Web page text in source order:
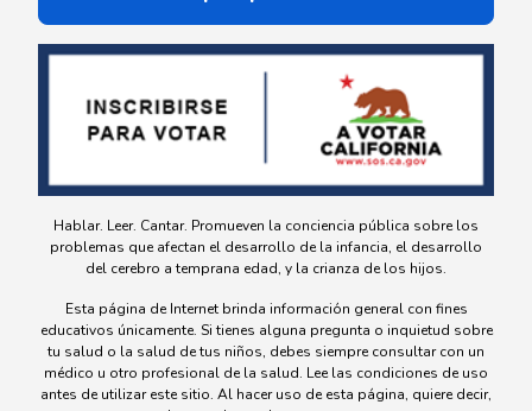
Hablar. Leer. Cantar. Promueven la conciencia pública sobre los
problemas que afectan el desarrollo de la infancia, el desarrollo
del cerebro a temprana edad, y la crianza de los hijos.
Esta página de Internet brinda información general con fines
educativos únicamente. Si tienes alguna pregunta o inquietud sobre
tu salud o la salud de tus niños, debes siempre consultar con un
médico u otro profesional de la salud. Lee las condiciones de uso
antes de utilizar este sitio. Al hacer uso de esta página, quiere decir,